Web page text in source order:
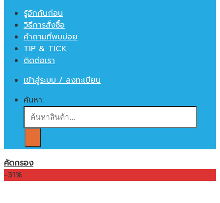
รู้จักกันก่อน
วิธีการสั่งซื้อ
คำถามที่พบบ่อย
TIP & TICK
ติดต่อเรา
เข้าสู่ระบบ / ลงทะเบียน
ค้นหา:
คัดกรอง
-31%